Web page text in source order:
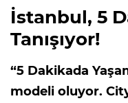
İstanbul, 5
Tanışıyor!
“5 Dakikada
modeli oluyor.